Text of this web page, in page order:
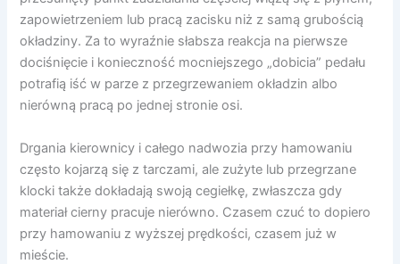
zapowietrzeniem lub pracą zacisku niż z samą grubością
okładziny. Za to wyraźnie słabsza reakcja na pierwsze
dociśnięcie i konieczność mocniejszego „dobicia” pedału
potrafią iść w parze z przegrzewaniem okładzin albo
nierówną pracą po jednej stronie osi.
Drgania kierownicy i całego nadwozia przy hamowaniu
często kojarzą się z tarczami, ale zużyte lub przegrzane
klocki także dokładają swoją cegiełkę, zwłaszcza gdy
materiał cierny pracuje nierówno. Czasem czuć to dopiero
przy hamowaniu z wyższej prędkości, czasem już w
mieście.